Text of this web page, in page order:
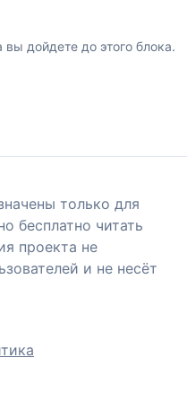
вы дойдете до этого блока.
только для
бесплатно читать
проекта не
и не несёт